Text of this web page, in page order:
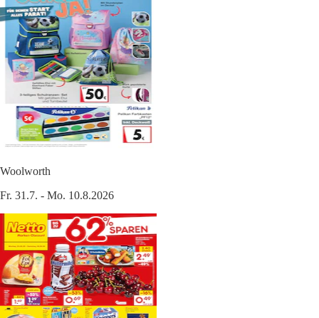
Woolworth
Fr. 31.7. - Mo. 10.8.2026